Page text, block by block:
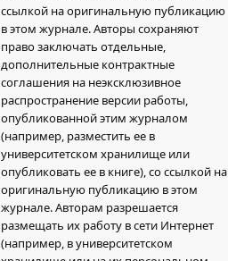
ссылкой на оригинальную публикацию
в этом журнале. Авторы сохраняют
право заключать отдельные,
дополнительные контрактные
соглашения на неэксклюзивное
распространение версии работы,
опубликованной этим журналом
(например, разместить ее в
университетском хранилище или
опубликовать ее в книге), со ссылкой на
оригинальную публикацию в этом
журнале. Авторам разрешается
размещать их работу в сети Интернет
(например, в университетском